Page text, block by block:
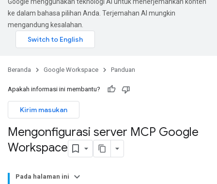
ke dalam bahasa pilihan Anda. Terjemahan AI mungkin
mengandung kesalahan.
Beranda Google Workspace Panduan
Apakah informasi ini membantu?
Kirim masukan
Mengonfigurasi server MCP Google
Workspace
Pada halaman ini